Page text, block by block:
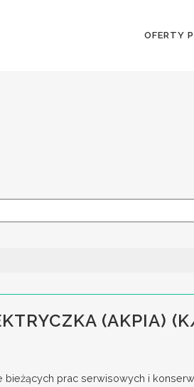
OFERTY
(AKPIA)
prac serwisowych i